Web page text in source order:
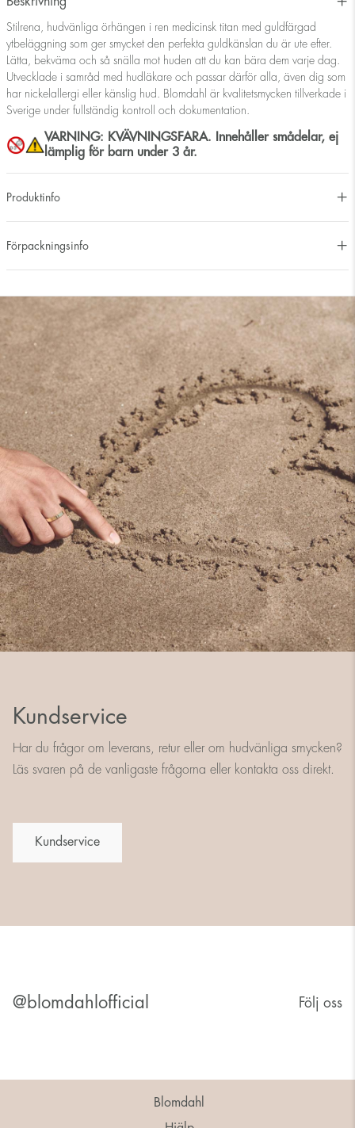
Stilrena, hudvänliga örhängen i ren medicinsk titan med guldfärgad
ytbeläggning som ger smycket den perfekta guldkänslan du är ute efter.
Lätta, bekväma och så snälla mot huden att du kan bära dem varje dag.
Utvecklade i samråd med hudläkare och passar därför alla, även dig som
har nickelallergi eller känslig hud. Blomdahl är kvalitetsmycken tillverkade i
Sverige under fullständig kontroll och dokumentation.
VARNING: KVÄVNINGSFARA. Innehåller smådelar, ej
lämplig för barn under 3 år.
Produktinfo
Förpackningsinfo
Kundservice
Har du frågor om leverans, retur eller om hudvänliga smycken?
Läs svaren på de vanligaste frågorna eller kontakta oss direkt.
Kundservice
@blomdahlofficial Följ oss
Blomdahl